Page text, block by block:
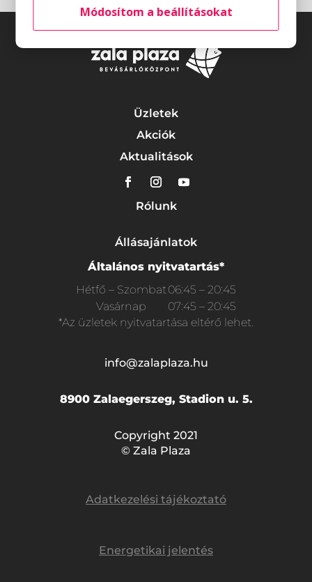
Üzletek
Akciók
Aktualitások
Rólunk
Állásajánlatok
Általános nyitvatartás*
Hétfő – Szombat06:45 – 20:45
Vasárnap
07:45 – 20:45
*Az üzletek nyitvatartása eltérő lehet.
info@zalaplaza.hu
8900 Zalaegerszeg, Stadion u. 5.
Copyright 2021
© Zala Plaza
Adatkezelési tájékoztató
Energetikai jelentés
Módosítom a beállításokat